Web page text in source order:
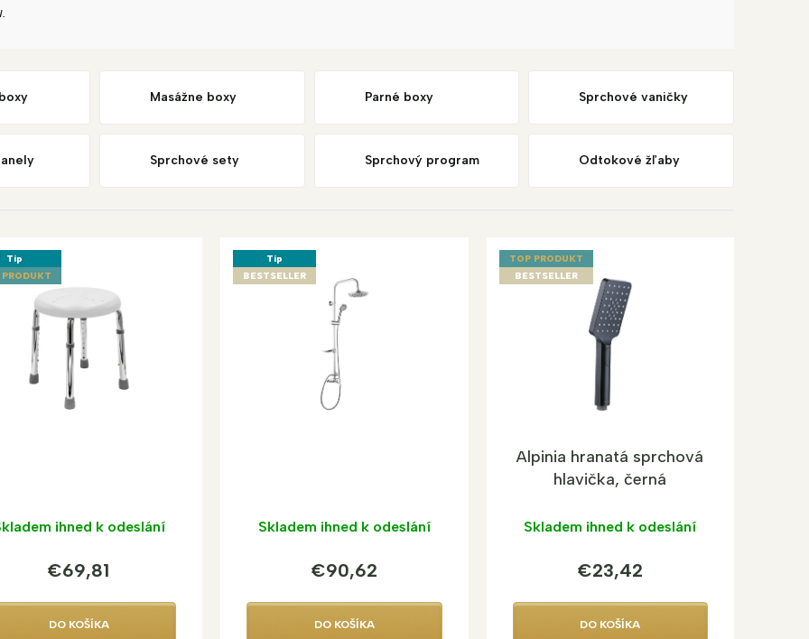
Masážne boxy Parné boxy Sprchové vaničky
Sprchové sety Sprchový program Odtokové žľaby
Tip
ihned k odeslání
€69,81
DO KOŠÍKA
Tip
BESTSELLER
Skladem ihned k odeslání
€90,62
DO KOŠÍKA
TOP PRODUKT
BESTSELLER
Alpinia hranatá sprchová
hlavička, černá
Skladem ihned k odeslání
€23,42
DO KOŠÍKA